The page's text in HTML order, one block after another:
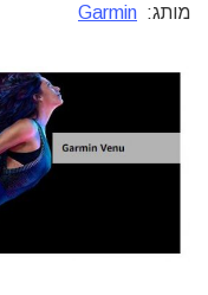
מותג: Garmin